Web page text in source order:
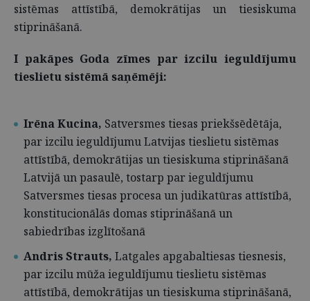
sistēmas attīstībā, demokrātijas un tiesiskuma
stiprināšanā.
I pakāpes Goda zīmes par izcilu ieguldījumu
tieslietu sistēmā saņēmēji:
Irēna Kucina, Satversmes tiesas priekšsēdētāja,
par izcilu ieguldījumu Latvijas tieslietu sistēmas
attīstībā, demokrātijas un tiesiskuma stiprināšanā
Latvijā un pasaulē, tostarp par ieguldījumu
Satversmes tiesas procesa un judikatūras attīstībā,
konstitucionālās domas stiprināšanā un
sabiedrības izglītošanā
Andris Strauts, Latgales apgabaltiesas tiesnesis,
par izcilu mūža ieguldījumu tieslietu sistēmas
attīstībā, demokrātijas un tiesiskuma stiprināšanā,